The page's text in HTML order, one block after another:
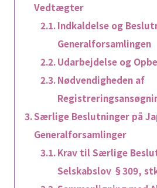
Vedtægter
Indkaldelse og
Generalforsamlingen
Udarbejdelse og
Nødvendigheden af
Særlige Beslutninger på
Generalforsamlinger
Krav til Særlige
Selskabslov §309,